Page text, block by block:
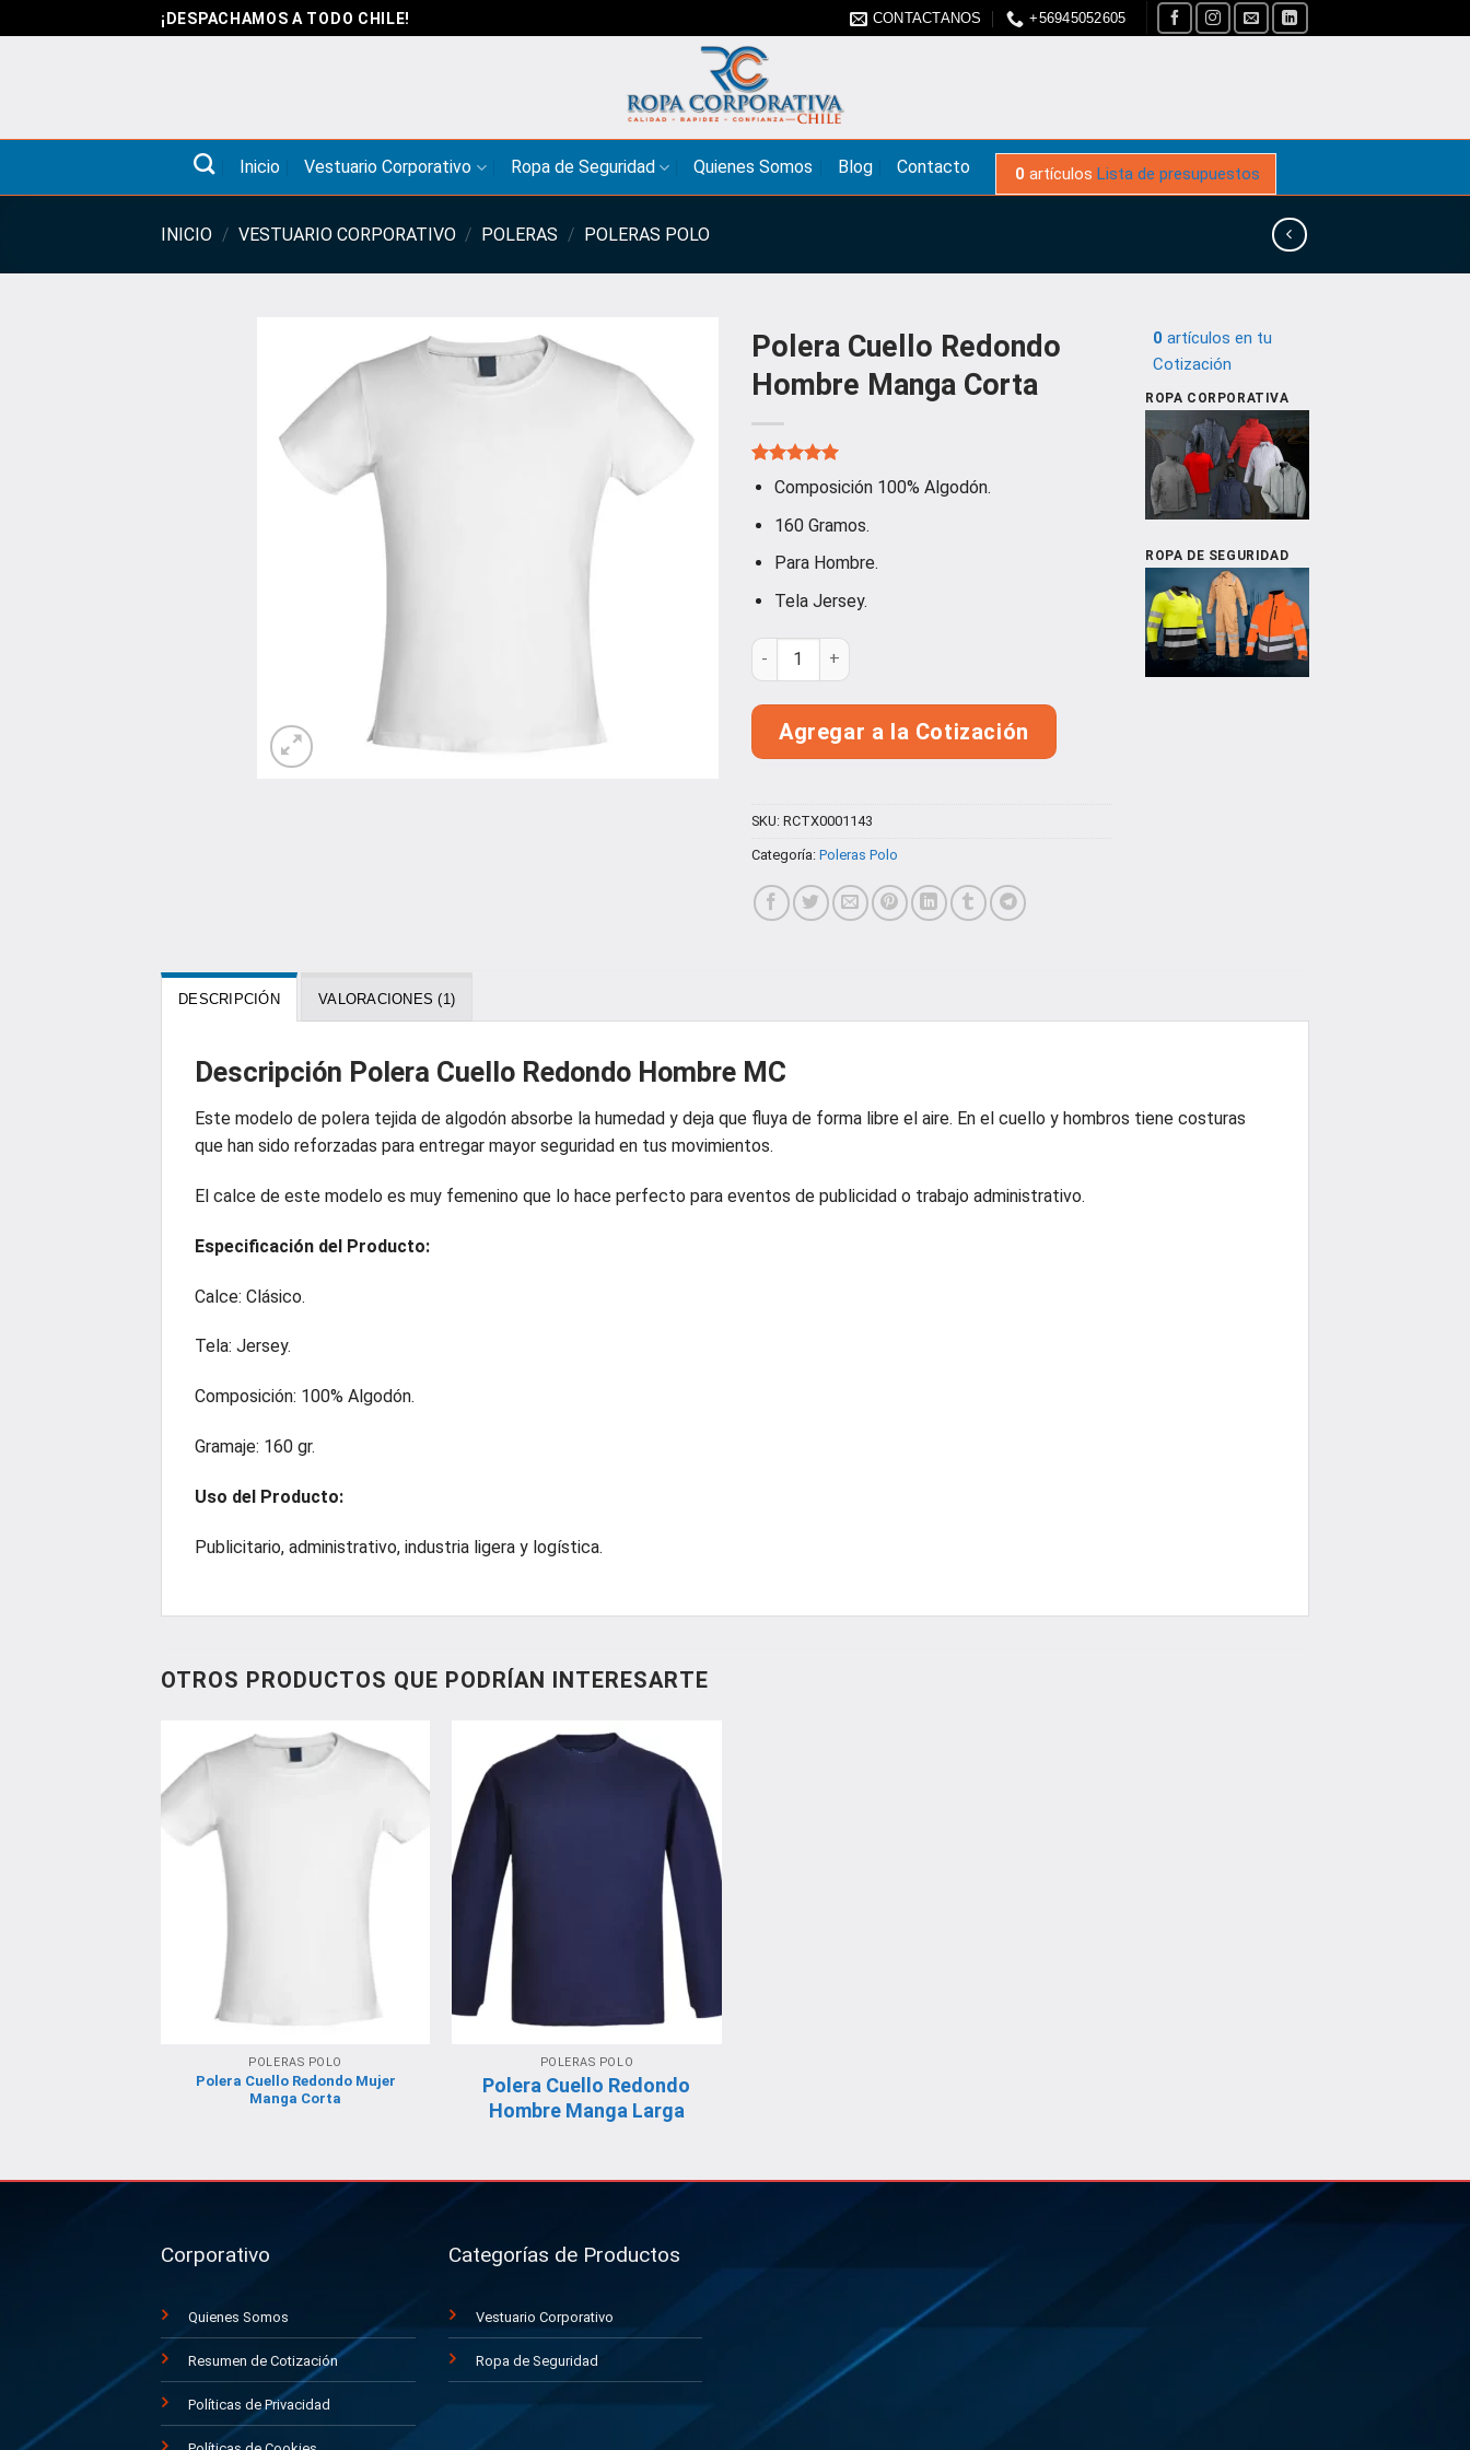
al
¡DESPACHAMOS A TODO CHILE! CONTACTANOS +56945052605
Inicio Vestuario Corporativo Ropa de Seguridad Quienes Somos Blog Contacto 0 artículos Lista de presupuestos
INICIO / VESTUARIO CORPORATIVO / POLERAS / POLERAS POLO
Polera Cuello Redondo
Hombre Manga Corta
Valorado
con5.00
base a
de un
Composición 100% Algodón.
160 Gramos.
Para Hombre.
Tela Jersey.
Polera Cuello Redondo Hombre Manga Corta cantidad
Agregar a la Cotización
SKU: RCTX0001143
Categoría: Poleras Polo
0 artículos en tu
Cotización
ROPA CORPORATIVA
ROPA DE SEGURIDAD
DESCRIPCIÓN VALORACIONES (1)
Descripción Polera Cuello Redondo Hombre MC
Este modelo de polera tejida de algodón absorbe la humedad y deja que fluya de forma libre el aire. En el cuello y hombros tiene costuras
que han sido reforzadas para entregar mayor seguridad en tus movimientos.
El calce de este modelo es muy femenino que lo hace perfecto para eventos de publicidad o trabajo administrativo.
Especificación del Producto:
Calce: Clásico.
Tela: Jersey.
Composición: 100% Algodón.
Gramaje: 160 gr.
Uso del Producto:
Publicitario, administrativo, industria ligera y logística.
OTROS PRODUCTOS QUE PODRÍAN INTERESARTE
POLERAS POLO
Polera Cuello Redondo Mujer
Manga Corta
POLERAS POLO
Polera Cuello Redondo
Hombre Manga Larga
Corporativo
Quienes Somos
Resumen de Cotización
Políticas de Privacidad
Categorías de Productos
Vestuario Corporativo
Ropa de Seguridad